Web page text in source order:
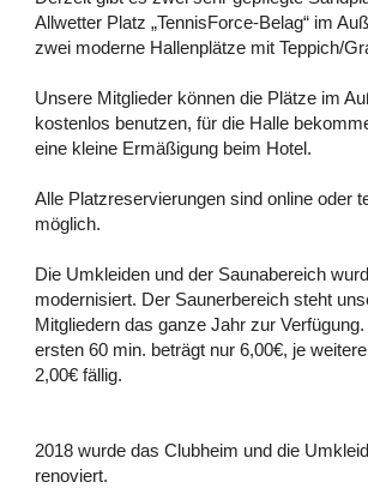
Allwetter Platz „TennisForce-Belag“ im
zwei moderne Hallenplätze mit Teppich/
Unsere Mitglieder können die Plätze im
kostenlos benutzen, für die Halle
eine kleine Ermäßigung beim Hotel.
Alle Platzreservierungen sind online oder
möglich.
Die Umkleiden und der Saunabereich
modernisiert. Der Saunerbereich steht
Mitgliedern das ganze Jahr zur
ersten 60 min. beträgt nur 6,00€, je
2,00€ fällig.
2018 wurde das Clubheim und die
renoviert.